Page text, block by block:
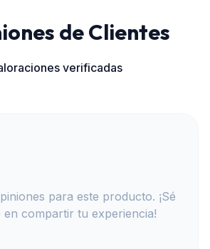
de Clientes
verificadas
para este producto. ¡Sé
compartir tu experiencia!